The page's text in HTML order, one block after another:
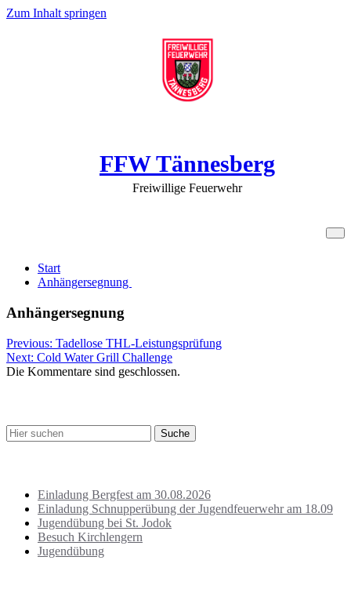
Zum Inhalt springen
FFW Tännesberg
Freiwillige Feuerwehr
Start
Anhängersegnung
Anhängersegnung
Beitragsnavigation
Previous: Tadellose THL-Leistungsprüfung
Next: Cold Water Grill Challenge
Die Kommentare sind geschlossen.
Einladung Bergfest am 30.08.2026
Einladung Schnupperübung der Jugendfeuerwehr am 18.09
Jugendübung bei St. Jodok
Besuch Kirchlengern
Jugendübung